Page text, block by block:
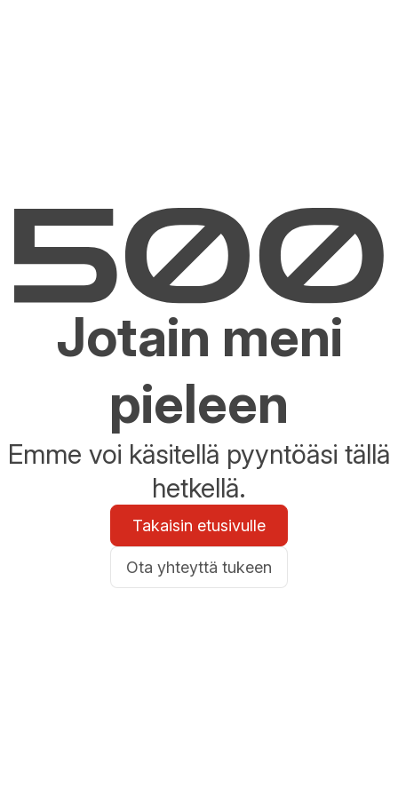
Jotain meni
pieleen
Emme voi käsitellä pyyntöäsi tällä
hetkellä.
Takaisin etusivulle
Ota yhteyttä tukeen